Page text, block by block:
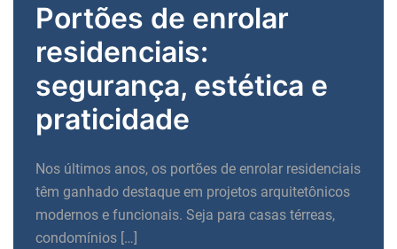
Portões de enrolar
residenciais:
segurança, estética e
praticidade
Nos últimos anos, os portões de enrolar residenciais
têm ganhado destaque em projetos arquitetônicos
modernos e funcionais. Seja para casas térreas,
condomínios […]